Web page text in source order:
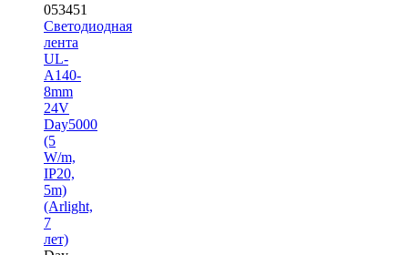
053451
Светодиодная
лента
UL-
A140-
8mm
24V
Day5000
(5
W/m,
IP20,
5m)
(Arlight,
7
лет)